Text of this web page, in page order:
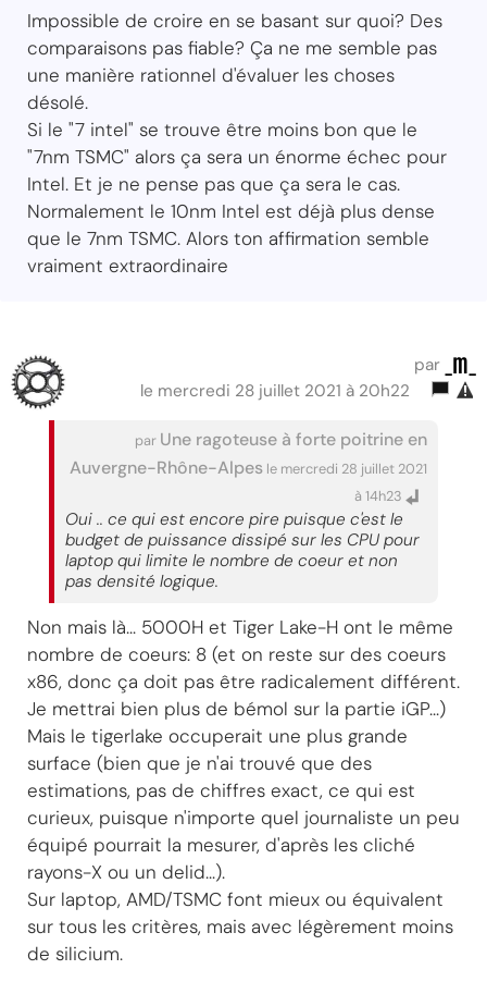
Impossible de croire en se basant sur quoi? Des
comparaisons pas fiable? Ça ne me semble pas
une manière rationnel d'évaluer les choses
désolé.
Si le "7 intel" se trouve être moins bon que le
"7nm TSMC" alors ça sera un énorme échec pour
Intel. Et je ne pense pas que ça sera le cas.
Normalement le 10nm Intel est déjà plus dense
que le 7nm TSMC. Alors ton affirmation semble
vraiment extraordinaire
par _m_
le mercredi 28 juillet 2021 à 20h22
par Une ragoteuse à forte poitrine en
Auvergne-Rhône-Alpes le mercredi 28 juillet 2021
à 14h23
Oui .. ce qui est encore pire puisque c'est le
budget de puissance dissipé sur les CPU pour
laptop qui limite le nombre de coeur et non
pas densité logique.
Non mais là... 5000H et Tiger Lake-H ont le même
nombre de coeurs: 8 (et on reste sur des coeurs
x86, donc ça doit pas être radicalement différent.
Je mettrai bien plus de bémol sur la partie iGP...)
Mais le tigerlake occuperait une plus grande
surface (bien que je n'ai trouvé que des
estimations, pas de chiffres exact, ce qui est
curieux, puisque n'importe quel journaliste un peu
équipé pourrait la mesurer, d'après les cliché
rayons-X ou un delid...).
Sur laptop, AMD/TSMC font mieux ou équivalent
sur tous les critères, mais avec légèrement moins
de silicium.